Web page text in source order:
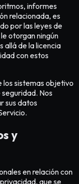
informes
relacionada, es
por las leyes de
otorgan ningún
allá de la licencia
con estos
los sistemas objetivo
Nos
sus datos
y
en relación con
que se